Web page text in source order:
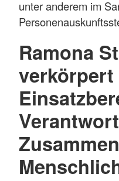
unter anderem im
Ramona
verkörpert